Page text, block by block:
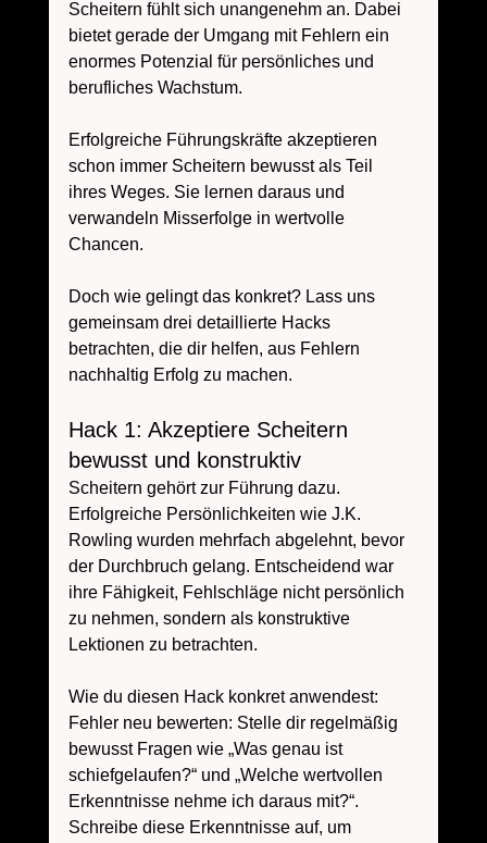
Scheitern fühlt sich unangenehm an. Dabei
bietet gerade der Umgang mit Fehlern ein
enormes Potenzial für persönliches und
berufliches Wachstum.
Erfolgreiche Führungskräfte akzeptieren
schon immer Scheitern bewusst als Teil
ihres Weges. Sie lernen daraus und
verwandeln Misserfolge in wertvolle
Chancen.
Doch wie gelingt das konkret? Lass uns
gemeinsam drei detaillierte Hacks
betrachten, die dir helfen, aus Fehlern
nachhaltig Erfolg zu machen.
Hack 1: Akzeptiere Scheitern
bewusst und konstruktiv
Scheitern gehört zur Führung dazu.
Erfolgreiche Persönlichkeiten wie J.K.
Rowling wurden mehrfach abgelehnt, bevor
der Durchbruch gelang. Entscheidend war
ihre Fähigkeit, Fehlschläge nicht persönlich
zu nehmen, sondern als konstruktive
Lektionen zu betrachten.
Wie du diesen Hack konkret anwendest:
Fehler neu bewerten: Stelle dir regelmäßig
bewusst Fragen wie „Was genau ist
schiefgelaufen?“ und „Welche wertvollen
Erkenntnisse nehme ich daraus mit?“.
Schreibe diese Erkenntnisse auf, um